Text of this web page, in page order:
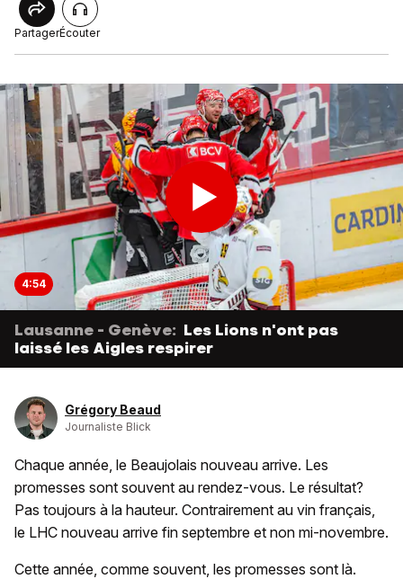
PartagerÉcouter
4:54
Lausanne - Genève: Les Lions n'ont pas
laissé les Aigles respirer
Grégory Beaud
Journaliste Blick
Chaque année, le Beaujolais nouveau arrive. Les
promesses sont souvent au rendez-vous. Le résultat?
Pas toujours à la hauteur. Contrairement au vin français,
le LHC nouveau arrive fin septembre et non mi-novembre.
Cette année, comme souvent, les promesses sont là.